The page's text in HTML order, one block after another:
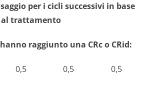
per i cicli successivi in base
trattamento
raggiunto una CRc o CRid:
0,5 0,5 0,5